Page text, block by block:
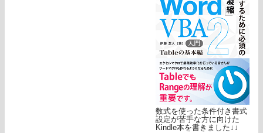
数式を使った条件付き書式
設定が苦手な方に向けた
Kindle本を書きました↓↓